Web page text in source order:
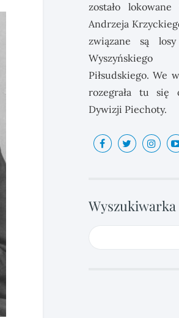
zostało
Andrzeja
związane są
Piłsudskiego. We
rozegrała tu się
Dywizji Piechoty.
Wyszukiwarka